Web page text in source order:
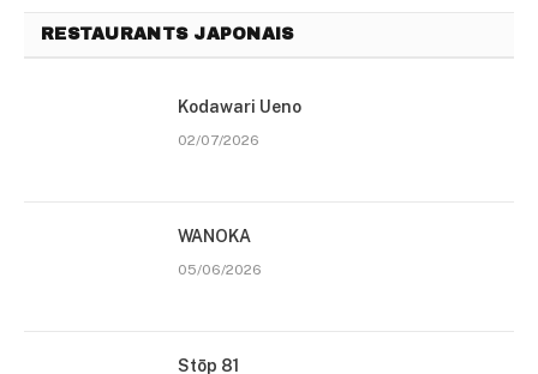
RESTAURANTS JAPONAIS
Kodawari Ueno
02/07/2026
WANOKA
05/06/2026
Stōp 81